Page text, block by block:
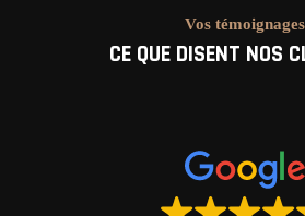
Vos témoignages
CE QUE DISENT NOS